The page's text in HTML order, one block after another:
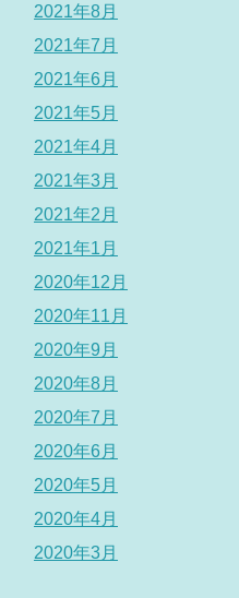
2021年8月
2021年7月
2021年6月
2021年5月
2021年4月
2021年3月
2021年2月
2021年1月
2020年12月
2020年11月
2020年9月
2020年8月
2020年7月
2020年6月
2020年5月
2020年4月
2020年3月